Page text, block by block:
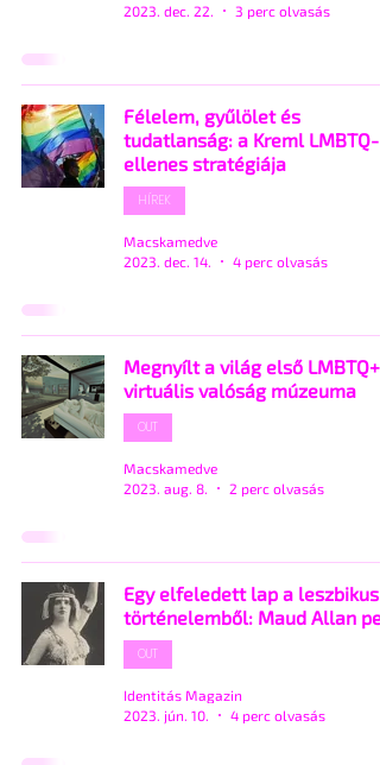
2023. dec. 22.
3 perc olvasás
Félelem, gyűlölet és
tudatlanság: a Kreml LMBTQ-
ellenes stratégiája
HÍREK
Macskamedve
2023. dec. 14.
4 perc olvasás
Megnyílt a világ első LMBTQ+
virtuális valóság múzeuma
OUT
Macskamedve
2023. aug. 8.
2 perc olvasás
Egy elfeledett lap a leszbikus
történelemből: Maud Allan
OUT
Identitás Magazin
2023. jún. 10.
4 perc olvasás